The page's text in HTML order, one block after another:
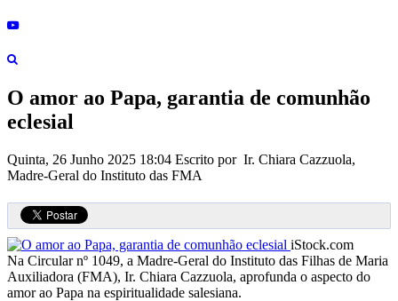
O amor ao Papa, garantia de comunhão
eclesial
Quinta, 26 Junho 2025 18:04 Escrito por Ir. Chiara Cazzuola,
Madre-Geral do Instituto das FMA
iStock.com
Na Circular nº 1049, a Madre-Geral do Instituto das Filhas de Maria
Auxiliadora (FMA), Ir. Chiara Cazzuola, aprofunda o aspecto do
amor ao Papa na espiritualidade salesiana.